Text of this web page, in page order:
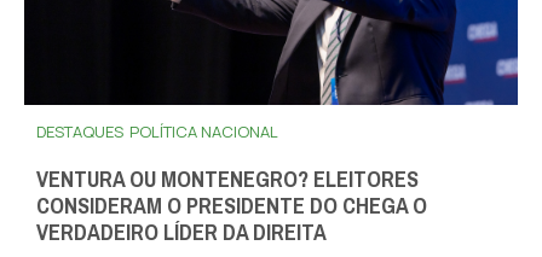
DESTAQUES POLÍTICA NACIONAL
VENTURA OU MONTENEGRO? ELEITORES
CONSIDERAM O PRESIDENTE DO CHEGA O
VERDADEIRO LÍDER DA DIREITA